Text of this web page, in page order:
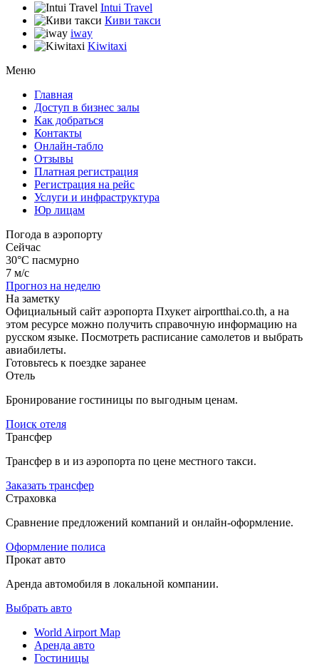
Intui Travel
Киви такси
iway
Kiwitaxi
Меню
Главная
Доступ в бизнес залы
Как добраться
Контакты
Онлайн-табло
Отзывы
Платная регистрация
Регистрация на рейс
Услуги и инфраструктура
Юр лицам
Погода в аэропорту
Сейчас
30°C пасмурно
7 м/с
Прогноз на неделю
На заметку
Официальный сайт аэропорта Пхукет airportthai.co.th, а на
этом ресурсе можно получить справочную информацию на
русском языке. Посмотреть расписание самолетов и выбрать
авиабилеты.
Готовьтесь к поездке заранее
Отель
Бронирование гостиницы по выгодным ценам.
Поиск отеля
Трансфер
Трансфер в и из аэропорта по цене местного такси.
Заказать трансфер
Страховка
Сравнение предложений компаний и онлайн-оформление.
Оформление полиса
Прокат авто
Аренда автомобиля в локальной компании.
Выбрать авто
World Airport Map
Аренда авто
Гостиницы